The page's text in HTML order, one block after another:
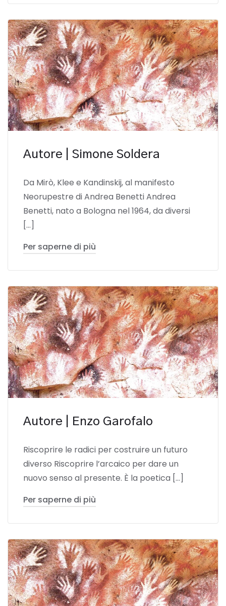
Autore | Simone Soldera
Da Mirò, Klee e Kandinskij, al manifesto
Neorupestre di Andrea Benetti Andrea
Benetti, nato a Bologna nel 1964, da diversi
[…]
Per saperne di più
Autore | Enzo Garofalo
Riscoprire le radici per costruire un futuro
diverso Riscoprire l’arcaico per dare un
nuovo senso al presente. È la poetica […]
Per saperne di più